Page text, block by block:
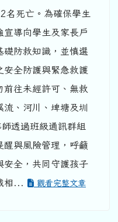
名死亡。為確保學生
宣導向學生及家長戶
礎防救知識，並慎選
安全防護與緊急救護
前往未經許可、無救
、河川、埤塘及圳
透過班級通訊群組
醒與風險管理，呼籲
安全，共同守護孩子
相...
觀看完整文章